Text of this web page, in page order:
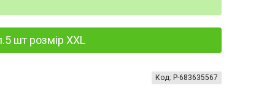
шт розмір XXL
Код: P-683635567